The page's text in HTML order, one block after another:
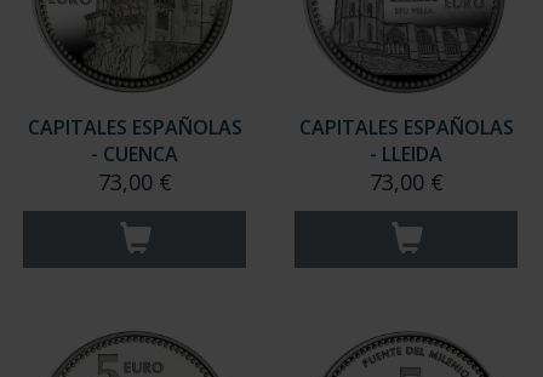
CAPITALES ESPAÑOLAS
- CUENCA
73,00 €
CAPITALES ESPAÑOLAS
- LLEIDA
73,00 €